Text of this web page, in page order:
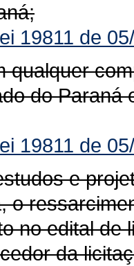
19811 de
qualquer
do
19811 de
e
o
no edital de
da